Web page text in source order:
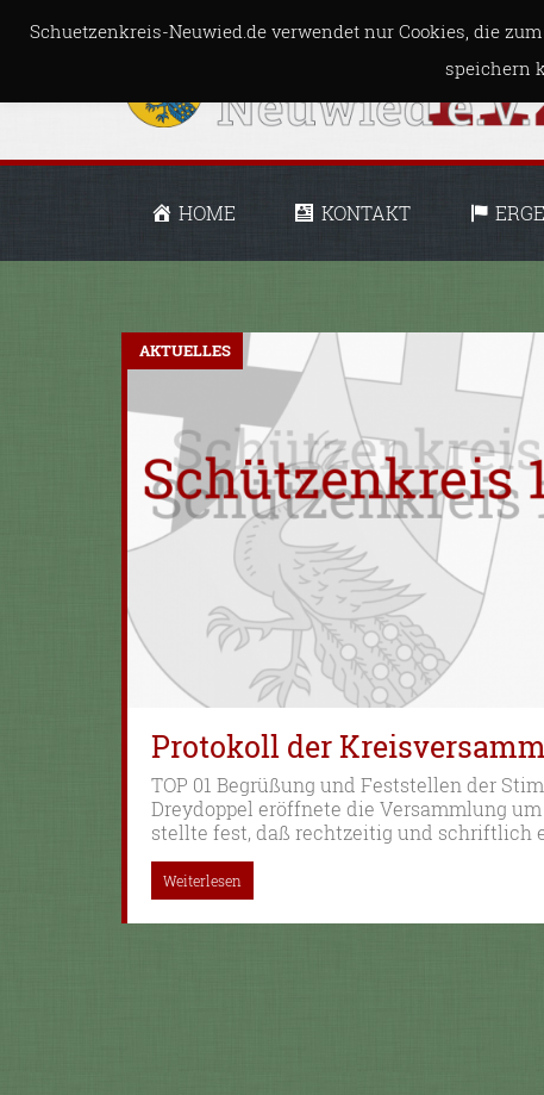
HOME KONTAKT
AKTUELLES
Protokoll der
TOP 01 Begrüßung und Feststellen der
Dreydoppel eröffnete die Versammlung
stellte fest, daß rechtzeitig und schriftlich
Weiterlesen
Schuetzenkreis-Neuwied.de verwendet nur Cookies, die
speichern